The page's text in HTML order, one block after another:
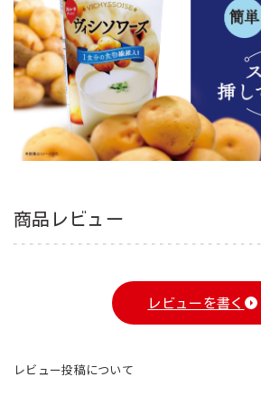
商品レビュー
レビューを書く
レビュー投稿について